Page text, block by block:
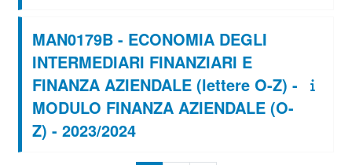
MAN0179B - ECONOMIA DEGLI
INTERMEDIARI FINANZIARI E
FINANZA AZIENDALE (lettere O-Z) -
MODULO FINANZA AZIENDALE (O-
Z) - 2023/2024